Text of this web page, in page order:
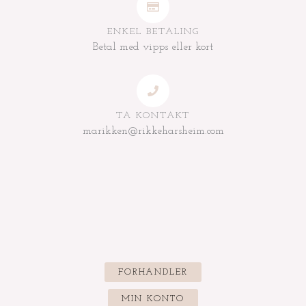
ENKEL BETALING
Betal med vipps eller kort
TA KONTAKT
marikken@rikkeharsheim.com
FORHANDLER
MIN KONTO